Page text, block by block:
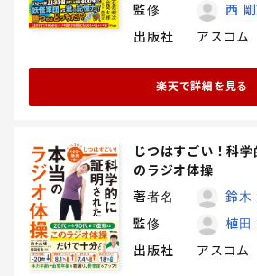
監修
西
出版社
アスコム
楽天で詳細を見る
じつはすごい！科
のラジオ体操
著者名
鈴木
監修
植田
出版社
アスコム